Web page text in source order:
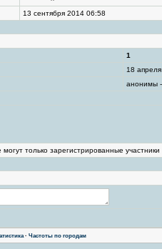
13 сентября 2014 06:58
1
18
анонимы
только зарегистрированные
· Частоты по городам